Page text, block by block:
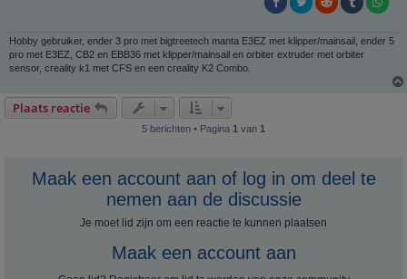
Hobby gebruiker, ender 3 pro met bigtreetech manta E3EZ met klipper/mainsail, ender 5
pro met E3EZ, CB2 en EBB36 met klipper/mainsail en orbiter extruder met orbiter
sensor, creality k1 met CFS en een creality K2 Combo.
Plaats reactie
5 berichten • Pagina 1 van 1
Maak een account aan of log in om deel te
nemen aan de discussie
Je moet lid zijn om een ​​reactie te kunnen plaatsen
Maak een account aan